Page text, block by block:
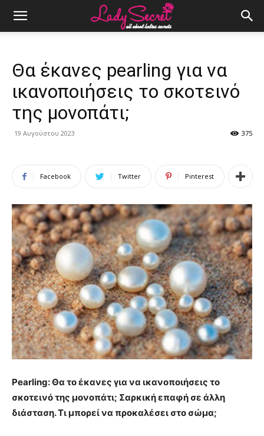
Θα έκανες pearling για να
ικανοποιήσεις το σκοτεινό
της μονοπάτι;
19 Αυγούστου 2023 375
Facebook Twitter Pinterest
Pearling: Θα το έκανες για να ικανοποιήσεις το
σκοτεινό της μονοπάτι; Σαρκική επαφή σε άλλη
διάσταση. Τι μπορεί να προκαλέσει στο σώμα;